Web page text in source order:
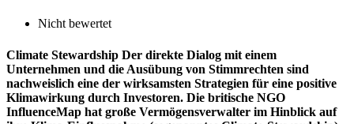
Nicht bewertet
Climate Stewardship Der direkte Dialog mit einem
Unternehmen und die Ausübung von Stimmrechten sind
nachweislich eine der wirksamsten Strategien für eine positive
Klimawirkung durch Investoren. Die britische NGO
InfluenceMap hat große Vermögensverwalter im Hinblick auf